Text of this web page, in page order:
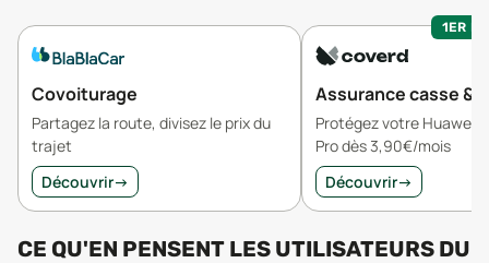
Covoiturage
Partagez la route, divisez le prix du
trajet
Découvrir→
1ER
Assurance casse &
Protégez votre Huawei
Pro dès 3,90€/mois
Découvrir→
CE QU'EN PENSENT LES UTILISATEURS DU